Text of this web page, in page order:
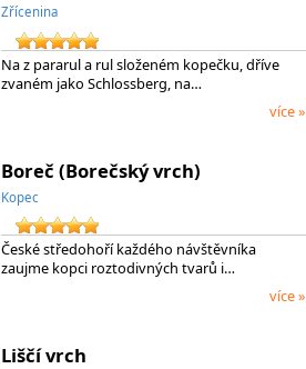
Zřícenina
Na z pararul a rul složeném kopečku, dříve
zvaném jako Schlossberg, na…
více »
Boreč (Borečský vrch)
Kopec
České středohoří každého návštěvníka
zaujme kopci roztodivných tvarů i…
více »
Liščí vrch